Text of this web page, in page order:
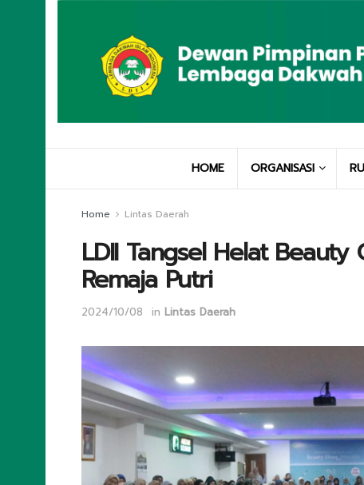
HOME ORGANISASI
Home Lintas Daerah
LDII Tangsel Helat
Remaja Putri
2024/10/08 in Lintas Daerah